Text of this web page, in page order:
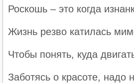
Роскошь – это когда
Жизнь резво катилась
Чтобы понять, куда
Заботясь о красоте, надо